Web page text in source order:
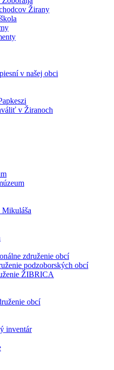
Žirany
v našej obci
v Žiranoch
Mikuláša
združenie obcí
podzoborských obcí
ŽIBRICA
obcí
inventár